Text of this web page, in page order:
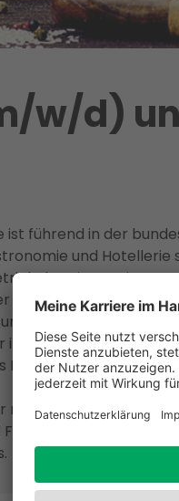
w/d)
führend in der
und Hotellerie
Mit
Großküchentechnik
sind wir der
in Deutschland,
und
Fleischerei
sowie